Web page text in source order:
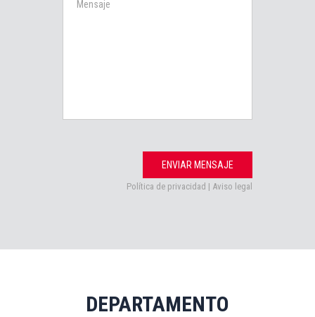
Mensaje
ENVIAR MENSAJE
Política de privacidad | Aviso legal
DEPARTAMENTO